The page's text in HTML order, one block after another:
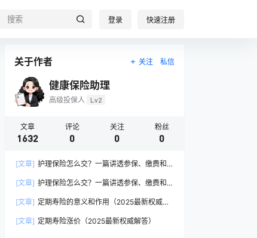
登录 快速注册
关于作者 关注 私信
健康保险助理
高级投保人 Lv2
文章
1632
评论
0
关注
0
粉丝
0
[文章] 护理保险怎么交？一篇讲透参保、缴费和
[文章] 护理保险怎么交？一篇讲透参保、缴费和
[文章] 定期寿险的意义和作用（2025最新权威解
[文章] 定期寿险涨价（2025最新权威解答）